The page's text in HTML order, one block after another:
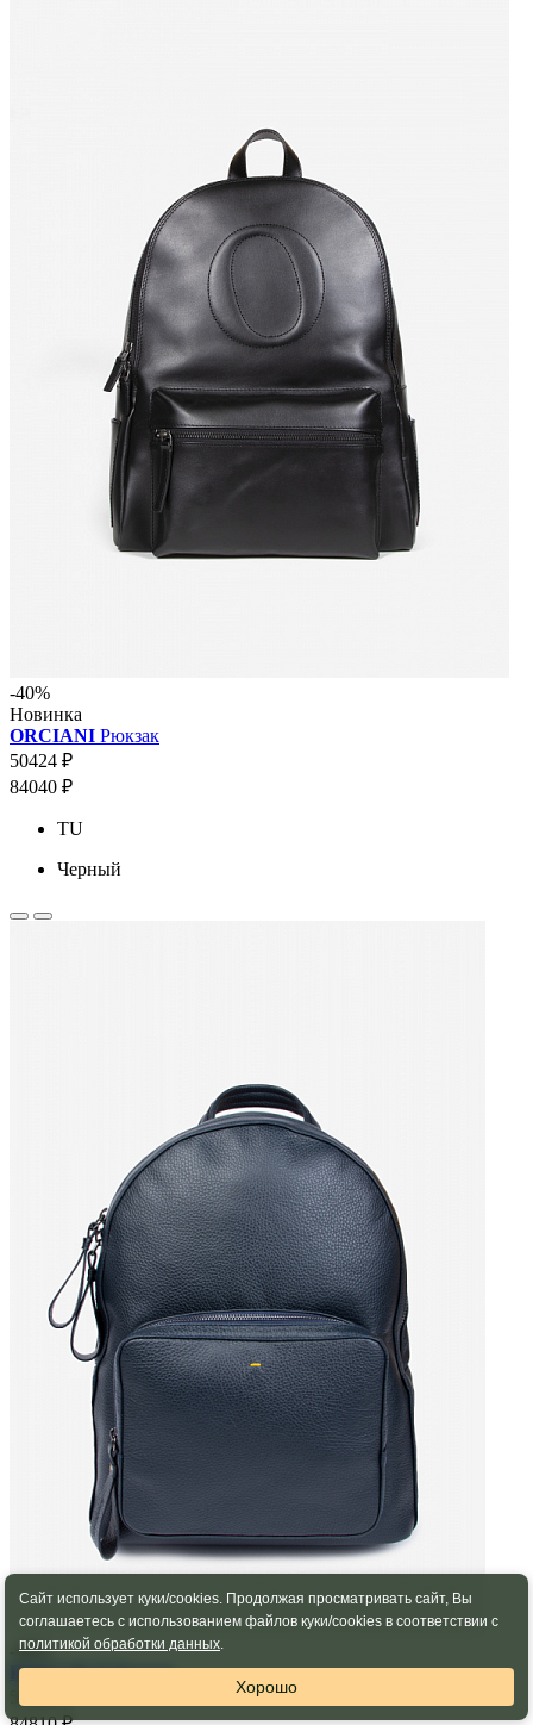
-40%
Новинка
ORCIANI Рюкзак
50424 ₽
84040 ₽
TU
Черный
-40%
DOUCAL'SРюкзак
Сайт использует куки/cookies. Продолжая просматривать сайт, Вы
соглашаетесь с использованием файлов куки/cookies в соответствии с
политикой обработки данных.
Хорошо